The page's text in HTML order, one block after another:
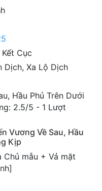
Cục
Dịch, Xa Lộ Dịch
Hầu Phủ Trên Dưới
2.5/5 - 1 Lượt
Vương Về Sau, Hầu
Kịp
Chủ mẫu + Vả mặt